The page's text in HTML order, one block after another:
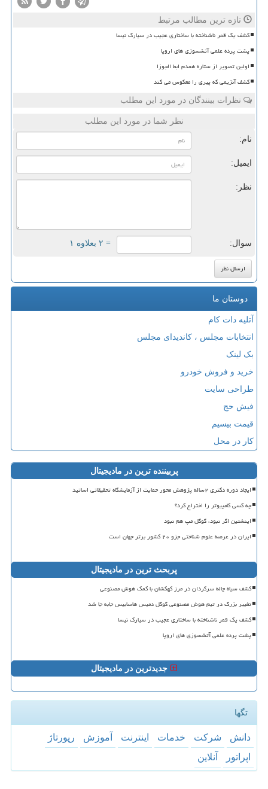
تازه ترین مطالب مرتبط
کشف یک قمر ناشناخته با ساختاری عجیب در سیارک نیسا
پشت پرده علمی آتشسوزی های اروپا
اولین تصویر از ستاره همدم ابط الجوزا
کشف آنزیمی که پیری را معکوس می کند
نظرات بینندگان در مورد این مطلب
نظر شما در مورد این مطلب
نام:
ایمیل:
نظر:
سوال: = ۲ بعلاوه ۱
دوستان ما
آتلیه دات کام
انتخابات مجلس ، کاندیدای مجلس
بک لینک
خرید و فروش خودرو
طراحی سایت
فیش حج
قیمت بیسیم
کار در محل
پربیننده ترین در مادیجیتال
ایجاد دوره دکتری ۲ساله پژوهش محور حمایت از آزمایشگاه تحقیقاتی اساتید
چه کسی کامپیوتر را اختراع کرد؟
اینشتین اگر نبود، گوگل مپ هم نبود
ایران در عرصه علوم شناختی جزو ۲۰ کشور برتر جهان است
پربحث ترین در مادیجیتال
کشف سیاه چاله سرگردان در مرز کهکشان با کمک هوش مصنوعی
تغییر بزرگ در تیم هوش مصنوعی گوگل دمیس هاسابیس جابه جا شد
کشف یک قمر ناشناخته با ساختاری عجیب در سیارک نیسا
پشت پرده علمی آتشسوزی های اروپا
جدیدترین در مادیجیتال
تگها
دانش شركت خدمات اینترنت آموزش
رپورتاژ
اپراتور
آنلاین